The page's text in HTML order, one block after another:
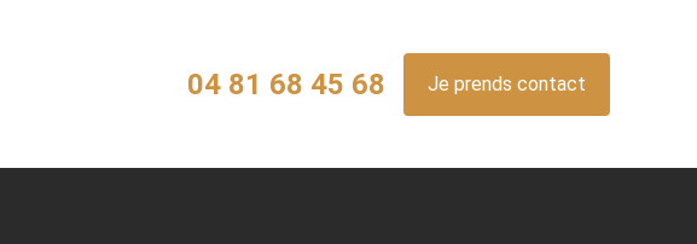
04 81 68 45 68 Je prends contact